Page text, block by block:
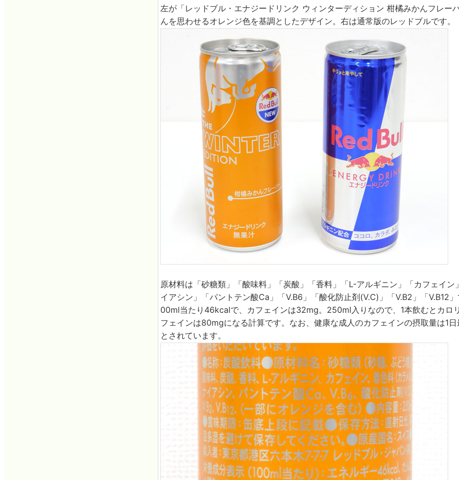
左が「レッドブル・エナジードリンク ウィンターディション 柑橘みかんフレー
んを思わせるオレンジ色を基調としたデザイン。右は通常版のレッドブルです。
原材料は「砂糖類」「酸味料」「炭酸」「香料」「L-アルギニン」「カフェイン
イアシン」「パントテン酸Ca」「V.B6」「酸化防止剤(V.C)」「V.B2」「V.B12
00ml当たり46kcalで、カフェインは32mg。250ml入りなので、1本飲むとカロ
フェインは80mgになる計算です。なお、健康な成人のカフェインの摂取量は1
とされています。